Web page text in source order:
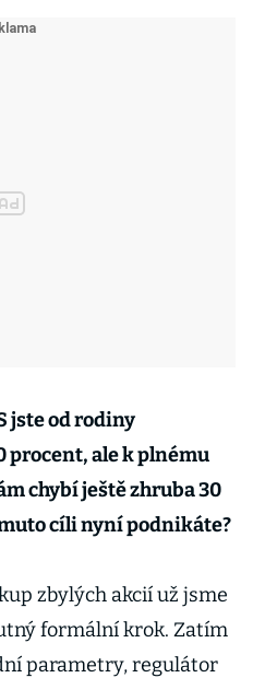
jste od rodiny
procent, ale k plnému
chybí ještě zhruba 30
cíli nyní podnikáte?
zbylých akcií už jsme
formální krok. Zatím
parametry, regulátor